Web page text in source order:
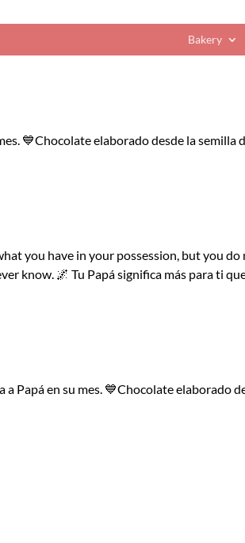
Bakery
💙Chocolate elaborado desde la semilla
you have in your possession, but you do
know. 🌌 Tu Papá significa más para ti
Papá en su mes. 💙Chocolate elaborado